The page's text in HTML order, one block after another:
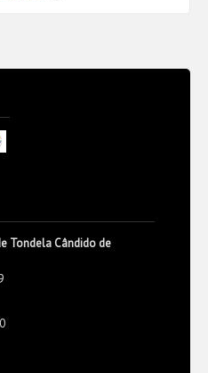
Tondela Cândido de